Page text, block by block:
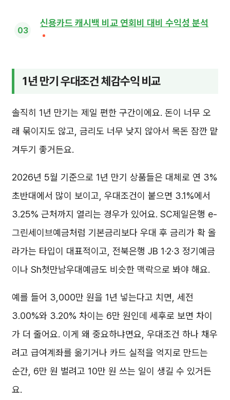
신용카드 캐시백 비교 연회비 대비 수익성 분석
1년 만기 우대조건 체감수익 비교
솔직히 1년 만기는 제일 편한 구간이에요. 돈이 너무 오
래 묶이지도 않고, 금리도 너무 낮지 않아서 목돈 잠깐 맡
겨두기 좋거든요.
2026년 5월 기준으로 1년 만기 상품들은 대체로 연 3%
초반대에서 많이 보이고, 우대조건이 붙으면 3.1%에서
3.25% 근처까지 열리는 경우가 있어요. SC제일은행 e-
그린세이브예금처럼 기본금리보다 우대 후 금리가 확 올
라가는 타입이 대표적이고, 전북은행 JB 1·2·3 정기예금
이나 Sh첫만남우대예금도 비슷한 맥락으로 봐야 해요.
예를 들어 3,000만 원을 1년 넣는다고 치면, 세전
3.00%와 3.20% 차이는 6만 원인데 세후로 보면 차이
가 더 줄어요. 이게 왜 중요하냐면요, 우대조건 하나 채우
려고 급여계좌를 옮기거나 카드 실적을 억지로 만드는
순간, 6만 원 벌려고 10만 원 쓰는 일이 생길 수 있거든
요.